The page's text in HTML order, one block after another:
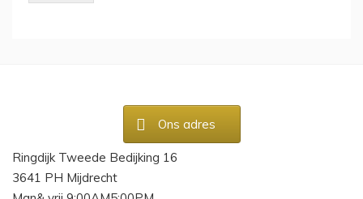
Ons adres
Ringdijk Tweede Bedijking 16
3641 PH Mijdrecht